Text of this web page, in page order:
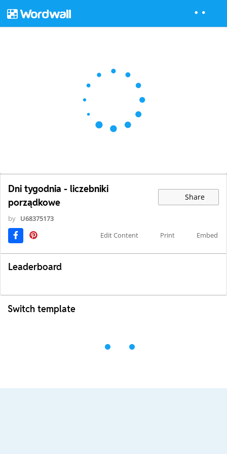
Dni tygodnia - liczebniki
porządkowe
Share
by U68375173
Edit Content
Print Embed
Leaderboard
Switch template